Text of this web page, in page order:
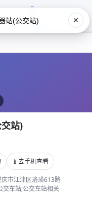
站)
📱 去手机查看
庆市江津区珞璜613路
交车站;公交车站相关